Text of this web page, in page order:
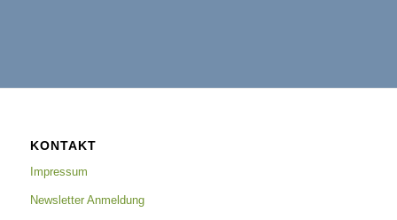
KONTAKT
Impressum
Newsletter Anmeldung